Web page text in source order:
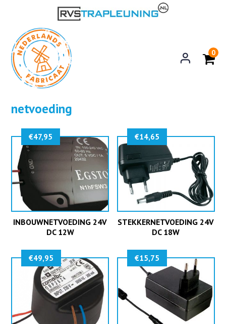
0
netvoeding
INBOUWNETVOEDING 24V
DC 12W
€47,95
STEKKERNETVOEDING 24V
DC 18W
€14,65
€49,95 €15,75